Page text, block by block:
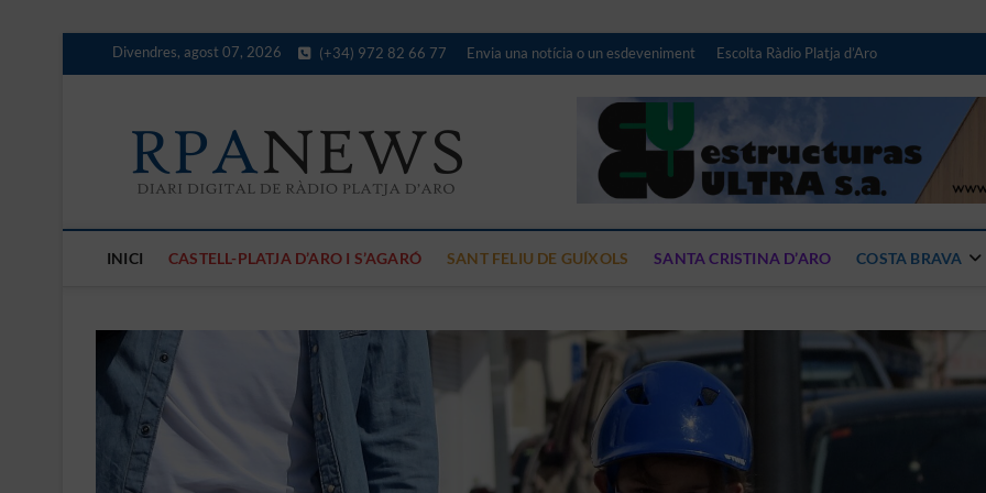
Divendres, agost 07, 2026 (+34) 972 82 66 77 Envia una notícia o un esdeveniment Escolta Ràdio Platja d’Aro
Diari digital de Ràdio Platja
LES NOTÍCIES DE LA COSTA BRAVA CENTRE
INICI CASTELL-PLATJA D’ARO I S’AGARÓ SANT FELIU DE GUÍXOLS SANTA CRISTINA D’ARO COSTA BRAVA